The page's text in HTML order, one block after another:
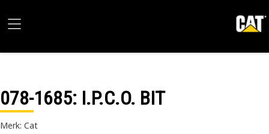
078-1685: I.P.C.O. BIT
Merk: Cat